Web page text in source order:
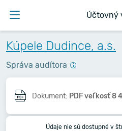
Účtovný
Kúpele Dudince, a.s.
Správa audítora
Dokument: PDF veľkosť 8
Údaje nie sú dostupné v